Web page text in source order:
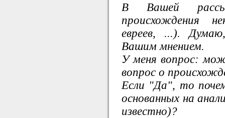
В Вашей
происхождения
евреев, ...).
Вашим мнением.
У меня вопрос:
вопрос о
Если "Да", то
основанных на
известно)?